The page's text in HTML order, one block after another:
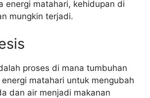
energi matahari, kehidupan di
mungkin terjadi.
proses di mana tumbuhan
matahari untuk mengubah
dan air menjadi makanan